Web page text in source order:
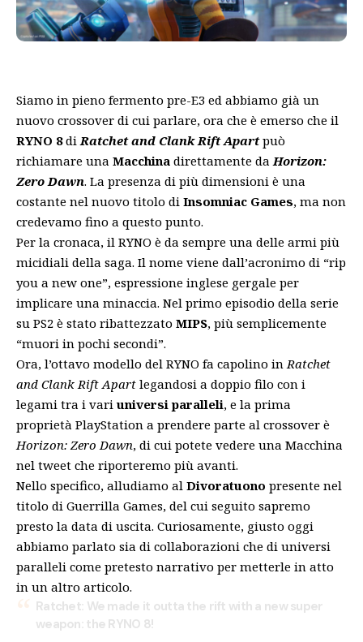
Siamo in pieno fermento pre-E3 ed abbiamo già un
nuovo crossover di cui parlare, ora che è emerso che il
RYNO 8di Ratchet and Clank Rift Apartpuò
richiamare una Macchina direttamente da Horizon:
Zero Dawn. La presenza di più dimensioni è una
costante nel nuovo titolo di Insomniac Games, ma non
credevamo fino a questo punto.
Per la cronaca, il RYNO è da sempre una delle armi più
micidiali della saga. Il nome viene dall’acronimo di “rip
you a new one”, espressione inglese gergale per
implicare una minaccia. Nel primo episodio della serie
su PS2 è stato ribattezzato MIPS, più semplicemente
“muori in pochi secondi”.
Ora, l’ottavo modello del RYNO fa capolino in Ratchet
and Clank Rift Apart legandosi a doppio filo con i
legami tra i vari universi paralleli, e la prima
proprietà PlayStation a prendere parte al crossover è
Horizon: Zero Dawn, di cui potete vedere una Macchina
nel tweet che riporteremo più avanti.
Nello specifico, alludiamo al Divoratuono presente nel
titolo di Guerrilla Games, del cui seguito sapremo
presto la data di uscita. Curiosamente, giusto oggi
abbiamo parlato sia di collaborazioni che di universi
paralleli come pretesto narrativo per metterle in atto
in un altro articolo.
Ratchet: We made it outta the rift with a new super
weapon: the RYNO 8!